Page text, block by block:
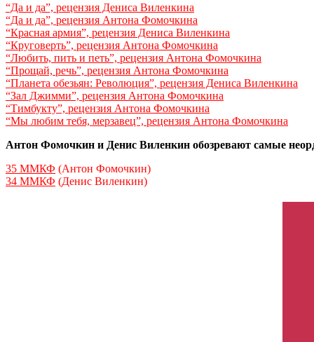
“Да и да”, рецензия Дениса Виленкина
“Да и да”, рецензия Антона Фомочкина
“Красная армия”, рецензия Дениса Виленкина
“Круговерть”, рецензия Антона Фомочкина
“Любить, пить и петь”, рецензия Антона Фомочкина
“Прощай, речь”, рецензия Антона Фомочкина
“Планета обезьян: Революция”, рецензия Дениса Виленкина
“Зал Джимми”, рецензия Антона Фомочкина
“Тимбукту”, рецензия Антона Фомочкина
“Мы любим тебя, мерзавец”, рецензия Антона Фомочкина
Антон Фомочкин и Денис Виленкин обозревают самые
35 ММКФ (Антон Фомочкин)
34 ММКФ (Денис Виленкин)